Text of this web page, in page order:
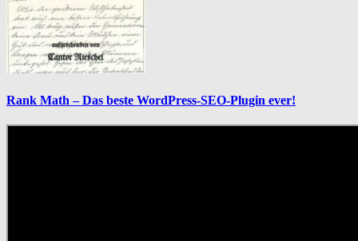
Rank Math – Das beste WordPress-SEO-Plugin ever!